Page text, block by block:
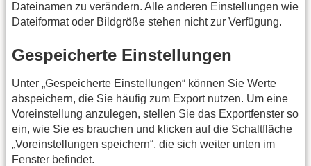
Dateinamen zu verändern. Alle anderen Einstellungen wie
Dateiformat oder Bildgröße stehen nicht zur Verfügung.
Gespeicherte Einstellungen
Unter „Gespeicherte Einstellungen“ können Sie Werte
abspeichern, die Sie häufig zum Export nutzen. Um eine
Voreinstellung anzulegen, stellen Sie das Exportfenster so
ein, wie Sie es brauchen und klicken auf die Schaltfläche
„Voreinstellungen speichern“, die sich weiter unten im
Fenster befindet.